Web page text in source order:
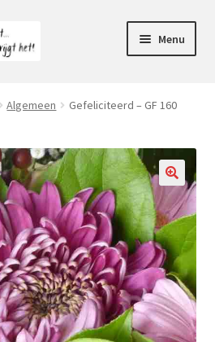
Menu
Algemeen Gefeliciteerd – GF 160